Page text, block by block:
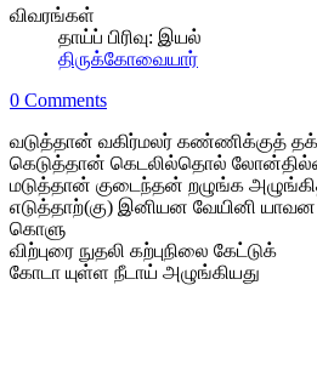
விவரங்கள்
தாய்ப் பிரிவு: இயல்
திருக்கோவையார்
0 Comments
வடுத்தான் வகிர்மலர் கண்ணிக்குத்
கெடுத்தான் கெடலில்தொல்
மடுத்தான் குடைந்தன் றழுங்க
எடுத்தாற்(கு) இனியன வேயினி
கொளு
விற்புரை நுதலி கற்புநிலை கேட்டுக்
கோடா யுள்ள நீடாய் அழுங்கியது